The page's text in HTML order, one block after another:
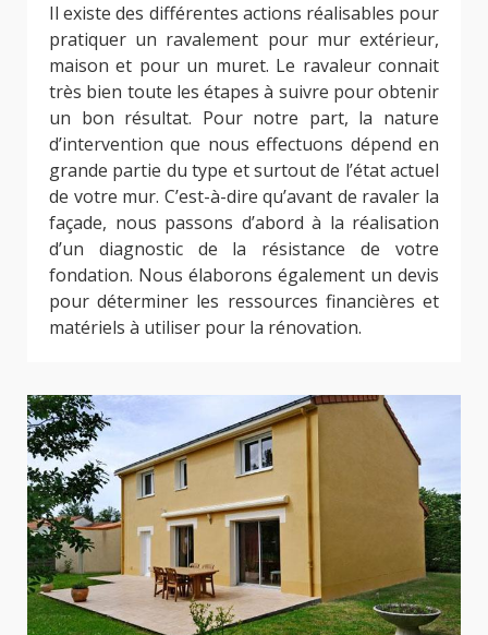
Il existe des différentes actions réalisables pour
pratiquer un ravalement pour mur extérieur,
maison et pour un muret. Le ravaleur connait
très bien toute les étapes à suivre pour obtenir
un bon résultat. Pour notre part, la nature
d’intervention que nous effectuons dépend en
grande partie du type et surtout de l’état actuel
de votre mur. C’est-à-dire qu’avant de ravaler la
façade, nous passons d’abord à la réalisation
d’un diagnostic de la résistance de votre
fondation. Nous élaborons également un devis
pour déterminer les ressources financières et
matériels à utiliser pour la rénovation.